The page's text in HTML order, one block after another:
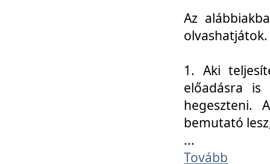
Az
olvashatjátok.
1. Aki
előadásra
hegeszteni.
bemutató
...
Tovább